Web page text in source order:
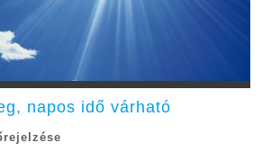
napos idő várható